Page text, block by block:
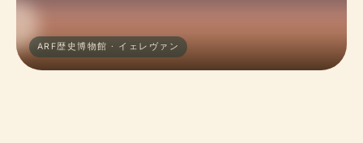
ARF歴史博物館 · イェレヴァン